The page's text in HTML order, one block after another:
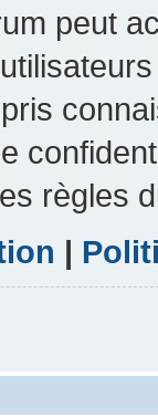
peut
règles
|